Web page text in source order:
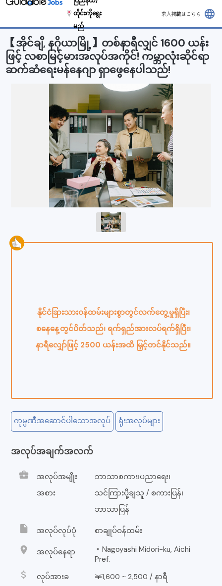
တိုင်းကိုရွေး
မည်
求人掲載はこちら language
【အိုင်ချိ, နဂိုယာမြို့】တစ်နာရီလျှင် 1600 ယန်း
ဖြင့် လစာမြင့်မားအလုပ်အကိုင်! ကမ္ဘာလုံးဆိုင်ရာ
ဆက်ဆံရေးမန်နေဂျာ ရှာဖွေနေပါသည်!
နိုင်ငံခြားသားဝန်ထမ်းများစွာတွင်လက်တွေ့မှုရှိပြီး၊
စနေနေ့တွင်ပိတ်သည်၊ ရက်ရှည်အားလပ်ရက်ရှိပြီး၊
နာရီလျှော်ဖြင့် 2500 ယန်းအထိ မြှင့်တင်နိုင်သည်။
ကုမ္ပဏီအဆောင်ပါသောအလုပ် ရုံးအလုပ်များ
အလုပ်အချက်အလက်
business_center
အလုပ်အမျိုး
အစား
ဘာသာစကား၊ပညာရေး၊
သင်ကြားပို့ချသူ / စကားပြန်၊
ဘာသာပြန်
insert_drive_file အလုပ်လုပ်ပုံ စာချုပ်ဝန်ထမ်း
location_on အလုပ်နေရာ
・Nagoyashi Midori-ku, Aichi
Pref.
attach_money လုပ်အားခ ￥1,600 ~ 2,500 / နာရီ